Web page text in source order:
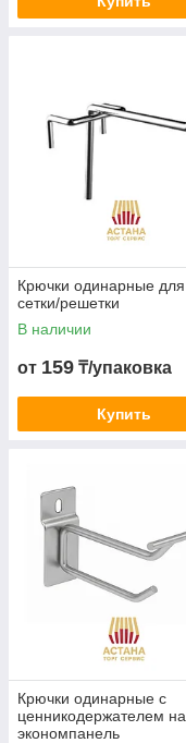
Крючки одинарные для
сетки/решетки
В наличии
от 159 ₸/упаковка
Купить
Крючки одинарные с
ценникодержателем на
экономпанель